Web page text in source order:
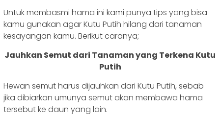
Untuk membasmi hama ini kami punya tips yang bisa
kamu gunakan agar Kutu Putih hilang dari tanaman
kesayangan kamu. Berikut caranya;
Jauhkan Semut dari Tanaman yang Terkena Kutu
Putih
Hewan semut harus dijauhkan dari Kutu Putih, sebab
jika dibiarkan umunya semut akan membawa hama
tersebut ke daun yang lain.